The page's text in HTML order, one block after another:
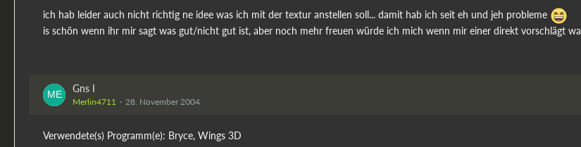
ich hab leider auch nicht richtig ne idee was ich mit der textur anstellen soll... damit hab ich seit eh und jeh probleme
is schön wenn ihr mir sagt was gut/nicht gut ist, aber noch mehr freuen würde ich mich wenn mir einer direkt vorschlägt
Gns I
Merlin4711 28. November 2004
Verwendete(s) Programm(e): Bryce, Wings 3D